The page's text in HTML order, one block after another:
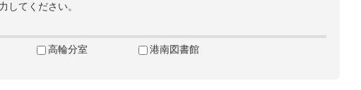
てください。
高輪分室
港南図書館